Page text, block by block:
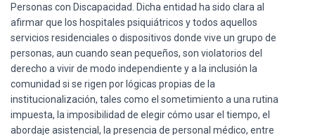
Personas con Discapacidad. Dicha entidad ha sido clara al
afirmar que los hospitales psiquiátricos y todos aquellos
servicios residenciales o dispositivos donde vive un grupo de
personas, aun cuando sean pequeños, son violatorios del
derecho a vivir de modo independiente y a la inclusión la
comunidad si se rigen por lógicas propias de la
institucionalización, tales como el sometimiento a una rutina
impuesta, la imposibilidad de elegir cómo usar el tiempo, el
abordaje asistencial, la presencia de personal médico, entre